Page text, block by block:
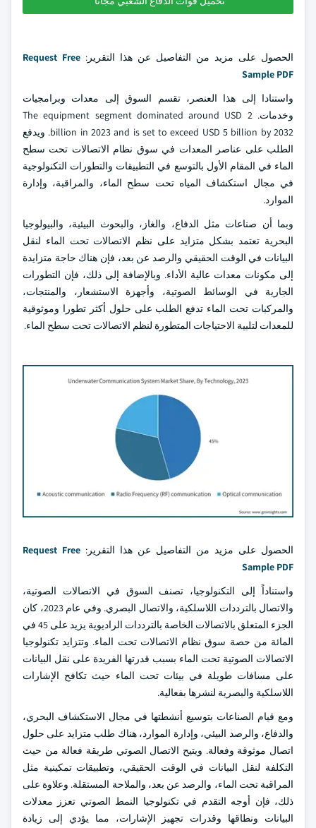
الحصول على مزيد من التفاصيل عن هذا التقرير: Request Free
Sample PDF
واستنادا إلى هذا العنصر، تقسم السوق إلى معدات وبرامجيات
وخدمات. The equipment segment dominated around USD 2
billion in 2023 and is set to exceed USD 5 billion by 2032. ويدفع
الطلب على عناصر المعدات في سوق نظام الاتصالات تحت سطح
الماء في المقام الأول بالتوسع في التطبيقات والتطورات التكنولوجية
في مجال استكشاف المياه تحت سطح الماء، والمراقبة، وإدارة
الموارد.
وبما أن صناعات مثل الدفاع، والغاز، والبحوث البيئية، والبيولوجيا
البحرية تعتمد بشكل متزايد على نظم الاتصالات تحت الماء لنقل
البيانات في الوقت الحقيقي والرصد عن بعد، فإن هناك حاجة متزايدة
إلى مكونات معدات عالية الأداء. وبالإضافة إلى ذلك، فإن التطورات
الجارية في الوسائط الصوتية، وأجهزة الاستشعار، والمنتجات،
والمركبات تحت الماء تدفع الطلب على حلول أكثر تطورا وموثوقية
للمعدات لتلبية الاحتياجات المتطورة لنظم الاتصالات تحت سطح الماء.
الحصول على مزيد من التفاصيل عن هذا التقرير: Request Free
Sample PDF
واستناداً إلى التكنولوجيا، تصنف السوق في الاتصالات الصوتية،
والاتصال بالترددات اللاسلكية، والاتصال البصري. وفي عام 2023، كان
الجزء المتعلق بالاتصالات الخاصة بالترددات الراديوية يزيد على 45 في
المائة من حصة سوق نظام الاتصالات تحت الماء. وتتزايد تكنولوجيا
الاتصالات الصوتية تحت الماء بسبب قدرتها الفريدة على نقل البيانات
على مسافات طويلة في بيئات تحت الماء حيث تكافح الإشارات
اللاسلكية والبصرية لنشرها بفعالية.
ومع قيام الصناعات بتوسيع أنشطتها في مجال الاستكشاف البحري،
والدفاع، والرصد البيئي، وإدارة الموارد، هناك طلب متزايد على حلول
اتصال موثوقة وفعالة. ويتيح الاتصال الصوتي طريقة فعالة من حيث
التكلفة لنقل البيانات في الوقت الحقيقي، وتطبيقات تمكينية مثل
المراقبة تحت الماء، والرصد عن بعد، والملاحة المستقلة. وعلاوة على
ذلك، فإن أوجه التقدم في تكنولوجيا النمط الصوتي تعزز معدلات
البيانات ونطاقها وقدرات تجهيز الإشارات، مما يؤدي إلى زيادة